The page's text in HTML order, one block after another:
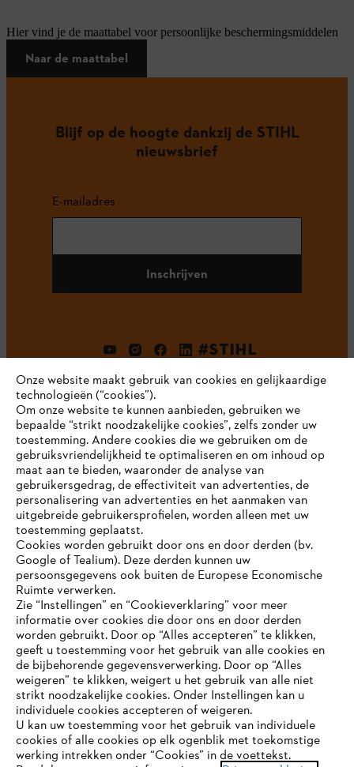
Hier vind je de maattabel voor persoonlijke beschermingsmiddelen
Naar de maattabel
Blijf op de hoogte dankzij de STIHL
nieuwsbrief
E-mailadres
Inschrijven
#STIHL
Bedrijf
STIHL FAQ
Contact
Gegevensbescherming Impressum
Cookie-informatie Juridische informatie
JE BROWSER WORDT NIET
ONDERSTEUND
Je gebruikt een browser die we nog niet ondersteunen. Om
onze website optimaal te kunnen gebruiken, raden we aan dat
je overschakelt op één van de volgende browsers:
Onze website maakt gebruik van cookies en gelijkaardige
technologieën (“cookies”).
Om onze website te kunnen aanbieden, gebruiken we
bepaalde “strikt noodzakelijke cookies”, zelfs zonder uw
toestemming. Andere cookies die we gebruiken om de
gebruiksvriendelijkheid te optimaliseren en om inhoud op
maat aan te bieden, waaronder de analyse van
gebruikersgedrag, de effectiviteit van advertenties, de
personalisering van advertenties en het aanmaken van
uitgebreide gebruikersprofielen, worden alleen met uw
toestemming geplaatst.
Cookies worden gebruikt door ons en door derden (bv.
Google of Tealium). Deze derden kunnen uw
persoonsgegevens ook buiten de Europese Economische
Ruimte verwerken.
Zie “Instellingen” en “Cookieverklaring” voor meer
informatie over cookies die door ons en door derden
worden gebruikt. Door op “Alles accepteren” te klikken,
geeft u toestemming voor het gebruik van alle cookies en
de bijbehorende gegevensverwerking. Door op “Alles
weigeren” te klikken, weigert u het gebruik van alle niet
strikt noodzakelijke cookies. Onder Instellingen kan u
individuele cookies accepteren of weigeren.
U kan uw toestemming voor het gebruik van individuele
cookies of alle cookies op elk ogenblik met toekomstige
werking intrekken onder “Cookies” in de voettekst.